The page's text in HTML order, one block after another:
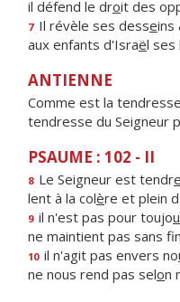
il défend le droit des
7 Il révèle ses desseins
aux enfants d'Israël ses
ANTIENNE
Comme est la
tendresse du Seigneur
PSAUME : 102 - II
8 Le Seigneur est tendre
lent à la colère et plein
9 il n'est pas pour toujou
ne maintient pas sans f
10 il n'agit pas envers no
ne nous rend pas selon